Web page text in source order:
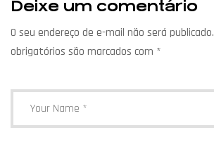
Deixe um comentário
O seu endereço de e-mail não será publicado.
obrigatórios são marcados com *